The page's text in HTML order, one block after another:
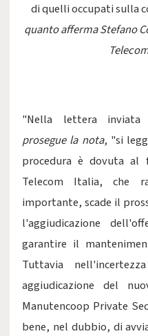
di quelli occupati sulla
quanto afferma Stefano
"Nella lettera inviata
prosegue la nota, "si
procedura è dovuta
Telecom Italia, che
importante, scade il
l'aggiudicazione
garantire il
Tuttavia
aggiudicazione del
Manutencoop Private
bene, nel dubbio, di